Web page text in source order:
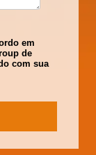
em
de
com sua